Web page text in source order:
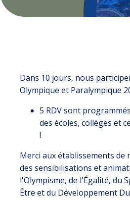
Dans 10 jours, nous
Olympique et Paralympique
5 RDV sont
des écoles, collèges et
!
Merci aux établissements de
des sensibilisations et
l'Olympisme, de l'Égalité, du
Être et du Développement